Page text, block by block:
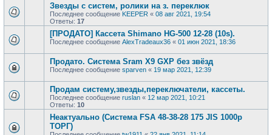
Звезды с систем, ролики на з. переклюк
Последнее сообщение KEEPER « 08 авг 2021, 19:54
Ответы: 17
[ПРОДАТО] Кассета Shimano HG-500 12-28 (10s).
Последнее сообщение AlexTradeaux36 « 01 июн 2021, 18:36
Продато. Система Sram X9 GXP без звёзд
Последнее сообщение sparven « 19 мар 2021, 12:39
Продам систему,звезды,переключатели, кассеты.
Последнее сообщение ruslan « 12 мар 2021, 10:21
Ответы: 10
Неактуально (Система FSA 48-38-28 175 JIS 1000р
ТОРГ)